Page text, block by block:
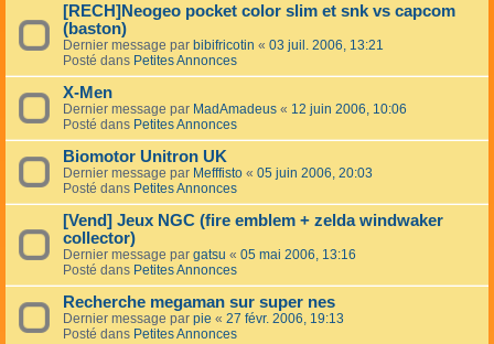
[RECH]Neogeo pocket color slim et snk vs capcom
(baston)
Dernier message par bibifricotin « 03 juil. 2006, 13:21
Posté dans Petites Annonces
X-Men
Dernier message par MadAmadeus « 12 juin 2006, 10:06
Posté dans Petites Annonces
Biomotor Unitron UK
Dernier message par Mefffisto « 05 juin 2006, 20:03
Posté dans Petites Annonces
[Vend] Jeux NGC (fire emblem + zelda windwaker
collector)
Dernier message par gatsu « 05 mai 2006, 13:16
Posté dans Petites Annonces
Recherche megaman sur super nes
Dernier message par pie « 27 févr. 2006, 19:13
Posté dans Petites Annonces